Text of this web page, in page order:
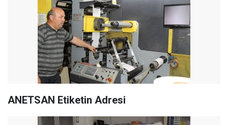
ANETSAN Etiketin Adresi